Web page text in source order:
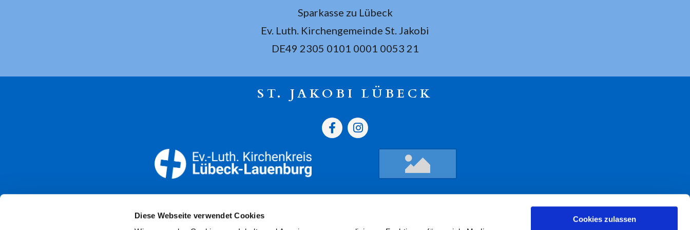
Diese Webseite verwendet Cookies
Cookies zulassen
Sparkasse zu Lübeck
Ev. Luth. Kirchengemeinde St. Jakobi
DE49 2305 0101 0001 0053 21
ST. JAKOBI LÜBECK
Öffnungszeiten